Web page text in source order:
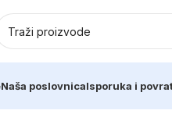
Naša poslovnicaIsporuka i